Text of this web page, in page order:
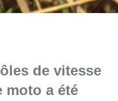
de vitesse
moto a été